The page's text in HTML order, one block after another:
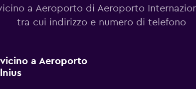
a Aeroporto di Aeroporto
tra cui indirizzo e numero di telefono
a Aeroporto